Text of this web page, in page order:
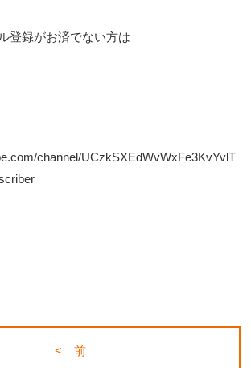
登録がお済でない方は
channel/UCzkSXEdWvWxFe3KvYvlT
< 前